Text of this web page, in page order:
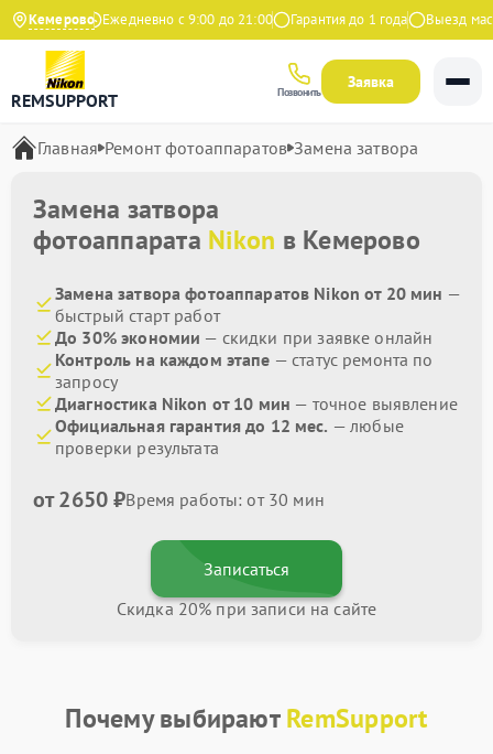
Кемерово
на Яндекс Ежедневно с 9:00 до 21:00 Гарантия до 1 года Выезд
REMSUPPORT Позвонить
Заявка
Главная Ремонт фотоаппаратов Замена затвора
Замена затвора
фотоаппарата Nikon в Кемерово
Замена затвора фотоаппаратов Nikon от 20 мин —
быстрый старт работ
До 30% экономии — скидки при заявке онлайн
Контроль на каждом этапе — статус ремонта по
запросу
Диагностика Nikon от 10 мин — точное выявление
Официальная гарантия до 12 мес. — любые
проверки результата
от 2650 ₽Время работы: от 30 мин
Записаться
Скидка 20% при записи на сайте
Почему выбираютRemSupport